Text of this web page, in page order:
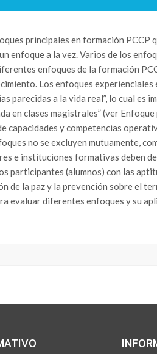
principales en formación PCCP
enfoque a la vez. Varios de los
enfoques de la formación
Los enfoques experienciales
parecidas a la vida real”, lo cual es
en clases magistrales” (ver
capacidades y competencias
no se excluyen mutuamente,
e instituciones formativas deben
participantes (alumnos) con las
de la paz y la prevención sobre el
evaluar diferentes enfoques y su